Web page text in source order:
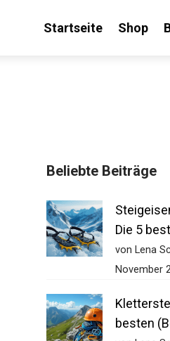
Startseite Shop
Beliebte Beiträge
Die 5
von Lena
November
besten